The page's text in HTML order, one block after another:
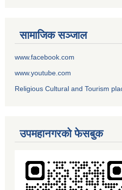
सामाजिक सञ्जाल
www.facebook.com
www.youtube.com
Religious Cultural and Tourism
उपमहानगरको फेसबुक